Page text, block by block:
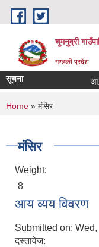
Skip to main content
चुमनुव्री
गण्डकी प्रदेश
सूचना
You are here
Home » मंसिर
मंसिर
Weight:
8
आय व्यय विवरण
Submitted on:
दस्तावेज: